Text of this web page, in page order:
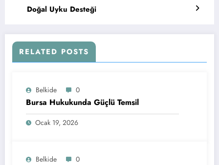
Doğal Uyku Desteği
RELATED POSTS
Belkide 0
Bursa Hukukunda Güçlü Temsil
Ocak 19, 2026
Belkide 0